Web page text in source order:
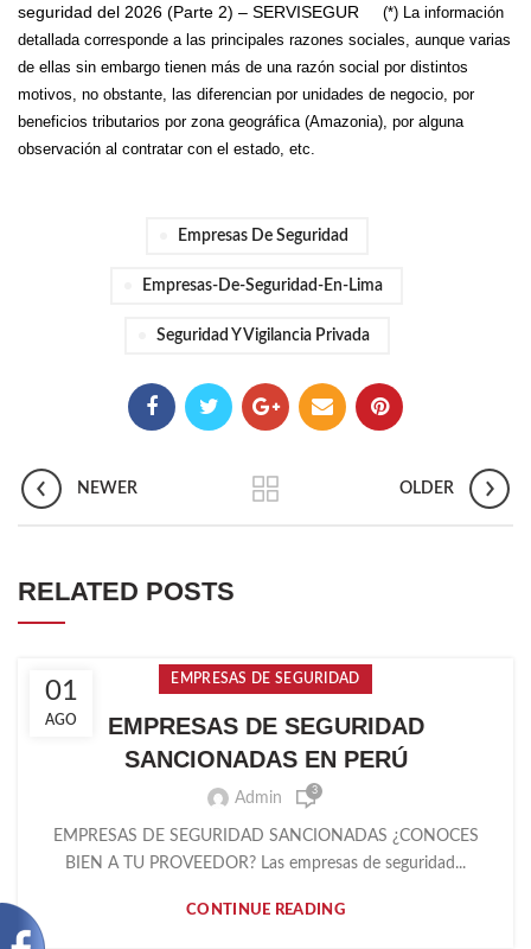
seguridad del 2026 (Parte 2) – SERVISEGUR
(*) La información
detallada corresponde a las principales razones sociales, aunque varias
de ellas sin embargo tienen más de una razón social por distintos
motivos, no obstante, las diferencian por unidades de negocio, por
beneficios tributarios por zona geográfica (Amazonia), por alguna
observación al contratar con el estado, etc.
Empresas De Seguridad
Empresas-De-Seguridad-En-Lima
Seguridad Y Vigilancia Privada
NEWER OLDER
RELATED POSTS
01
AGO
EMPRESAS DE SEGURIDAD
EMPRESAS DE SEGURIDAD
SANCIONADAS EN PERÚ
Admin 3
EMPRESAS DE SEGURIDAD SANCIONADAS ¿CONOCES
BIEN A TU PROVEEDOR? Las empresas de seguridad...
CONTINUE READING